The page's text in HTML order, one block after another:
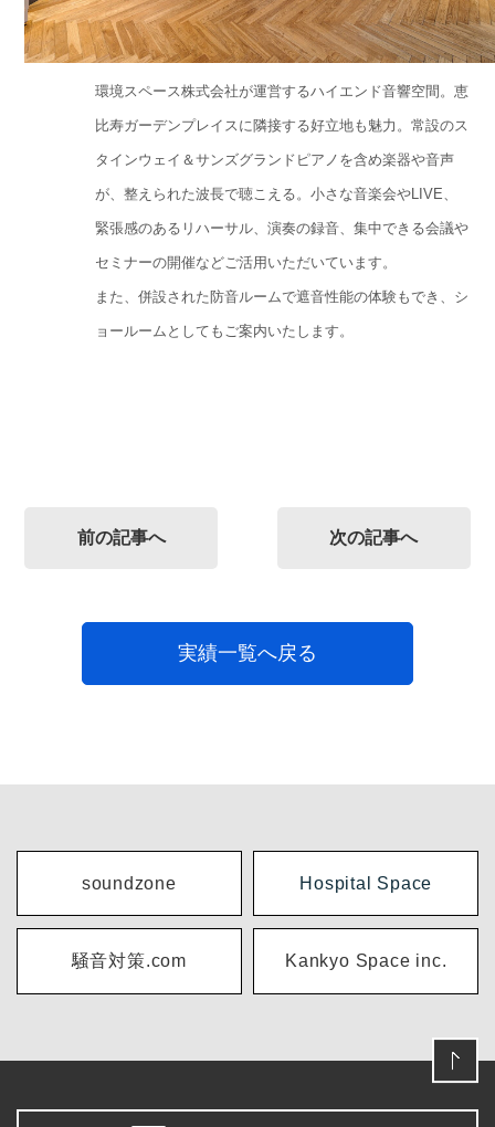
環境スペース株式会社が運営するハイエンド音響空間。恵
比寿ガーデンプレイスに隣接する好立地も魅力。常設のス
タインウェイ＆サンズグランドピアノを含め楽器や音声
が、整えられた波長で聴こえる。小さな音楽会やLIVE、
緊張感のあるリハーサル、演奏の録音、集中できる会議や
セミナーの開催などご活用いただいています。
また、併設された防音ルームで遮音性能の体験もでき、シ
ョールームとしてもご案内いたします。
前の記事へ 次の記事へ
実績一覧へ戻る
soundzone Hospital Space
騒音対策.com Kankyo Space inc.